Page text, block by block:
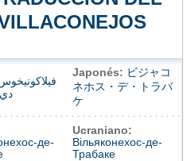
Japonés: ビジャコ
ネホス・デ・トラバ
ケ
де-
Ucraniano:
Вільяконехос-де-
Трабаке